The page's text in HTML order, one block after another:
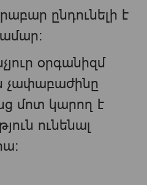
ընդունելի է
օրգանիզմ
չափաբաժինը
մոտ կարող է
ունենալ